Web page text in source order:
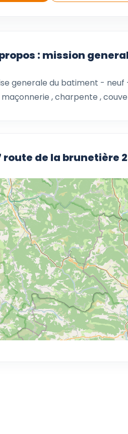
: mission
generale du batiment -
, charpente ,
route de la brunetière